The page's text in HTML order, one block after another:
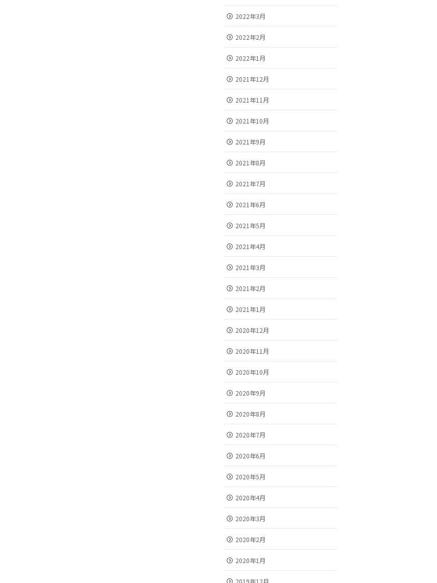
2022年3月
2022年2月
2022年1月
2021年12月
2021年11月
2021年10月
2021年9月
2021年8月
2021年7月
2021年6月
2021年5月
2021年4月
2021年3月
2021年2月
2021年1月
2020年12月
2020年11月
2020年10月
2020年9月
2020年8月
2020年7月
2020年6月
2020年5月
2020年4月
2020年3月
2020年2月
2020年1月
2019年12月